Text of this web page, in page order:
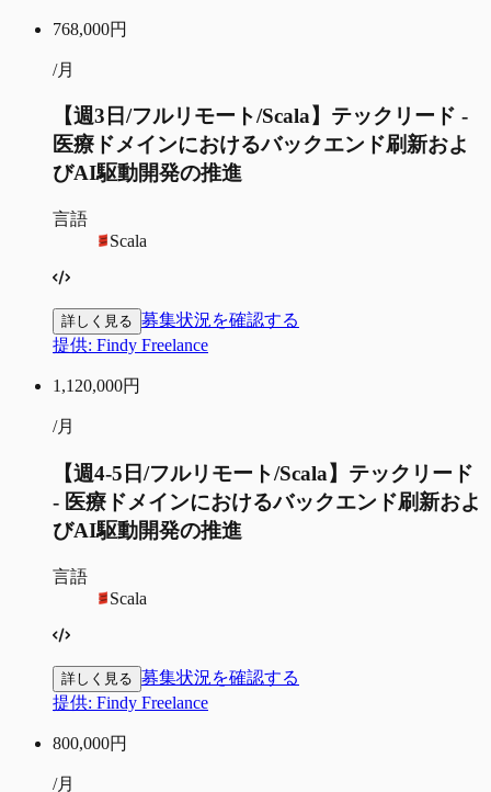
768,000円
/月
【週3日/フルリモート/Scala】テックリード -
医療ドメインにおけるバックエンド刷新およ
びAI駆動開発の推進
言語
Scala
詳しく見る 募集状況を確認する
提供: Findy Freelance
1,120,000円
/月
【週4-5日/フルリモート/Scala】テックリード
- 医療ドメインにおけるバックエンド刷新およ
びAI駆動開発の推進
言語
Scala
詳しく見る 募集状況を確認する
提供: Findy Freelance
800,000円
/月